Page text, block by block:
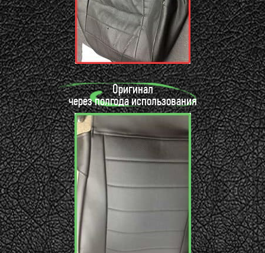
Оригинал
через полгода использования